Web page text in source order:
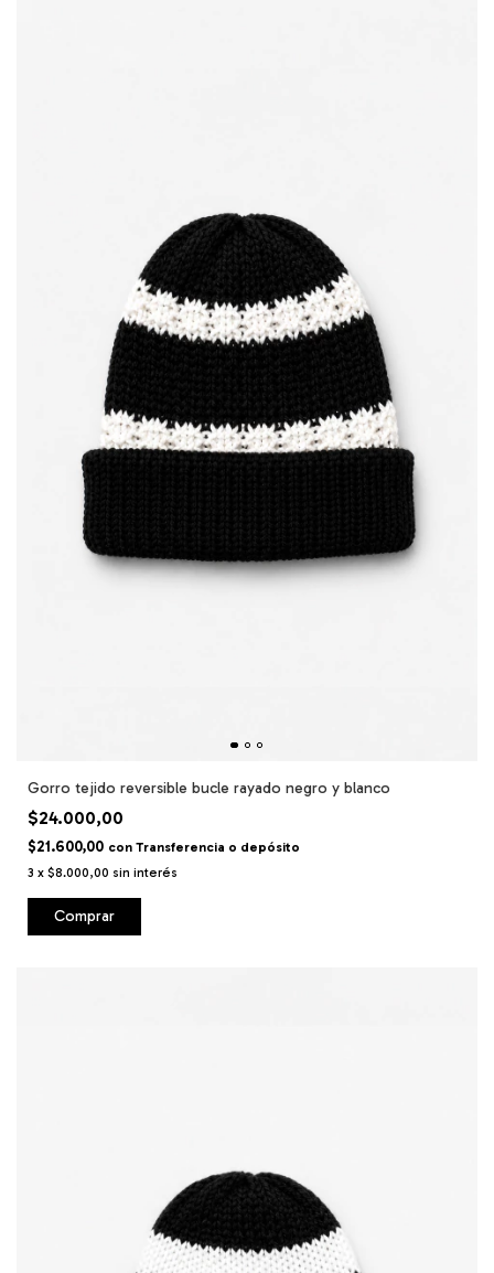
Gorro tejido reversible bucle rayado negro y blanco
$24.000,00
$21.600,00 con Transferencia o depósito
3 x $8.000,00 sin interés